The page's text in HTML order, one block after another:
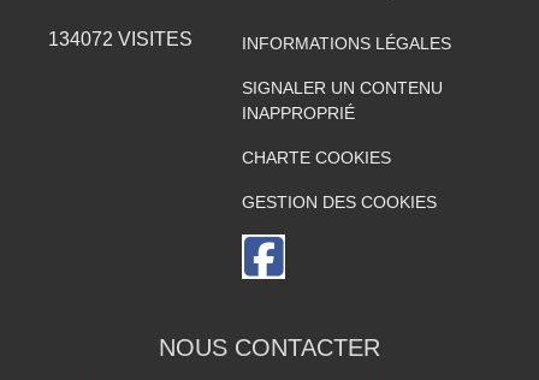
134072 VISITES INFORMATIONS LÉGALES
SIGNALER UN CONTENU
INAPPROPRIÉ
CHARTE COOKIES
GESTION DES COOKIES
NOUS CONTACTER